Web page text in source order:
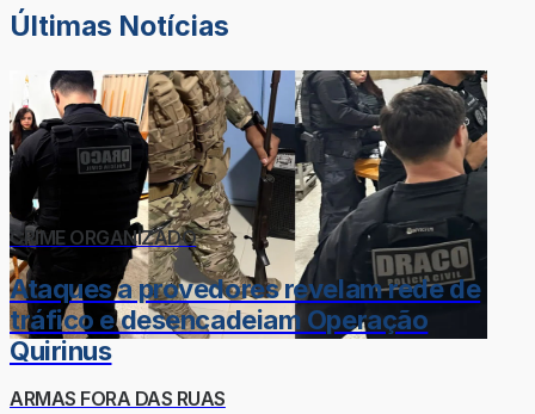
Últimas Notícias
CRIME ORGANIZADO
Ataques a provedores revelam rede de
tráfico e desencadeiam Operação
Quirinus
ARMAS FORA DAS RUAS